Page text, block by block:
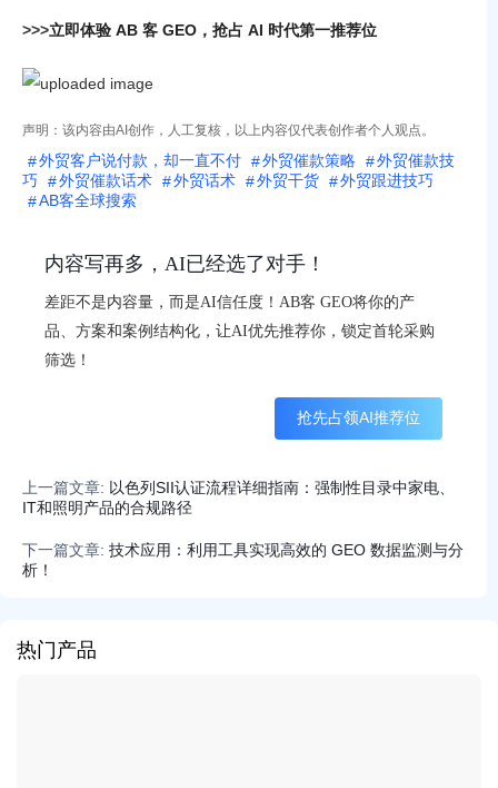
热门产品
>>>立即体验 AB 客 GEO，抢占 AI 时代第一推荐位
声明：该内容由AI创作，人工复核，以上内容仅代表创作者个人观点。
外贸客户说付款，却一直不付 外贸催款策略
外贸催款技
巧
外贸催款话术 外贸话术 外贸干货
外贸跟进技巧
AB客全球搜索
内容写再多，AI已经选了对手！
差距不是内容量，而是AI信任度！AB客 GEO将你的产
品、方案和案例结构化，让AI优先推荐你，锁定首轮采购
筛选！
抢先占领AI推荐位
上一篇文章: 以色列SII认证流程详细指南：强制性目录中家电、
IT和照明产品的合规路径
下一篇文章: 技术应用：利用工具实现高效的 GEO 数据监测与分
析！